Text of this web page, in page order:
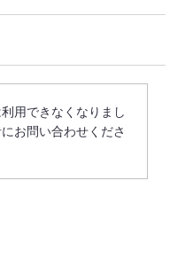
月町地域おこし協
用できなくなりまし
お問い合わせくださ